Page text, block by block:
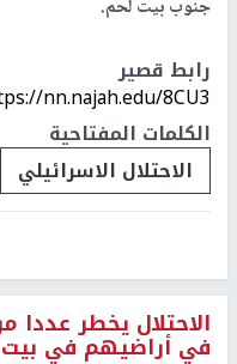
جنوب بيت لحم.
رابط قصير
nn.najah.edu/8CU3/
الكلمات المفتاحية
الاحتلال الاسرائيلي
الاحتلال يخطر عددا
في أراضيهم في